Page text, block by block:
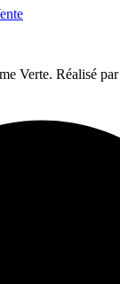
Verte. Réalisé par